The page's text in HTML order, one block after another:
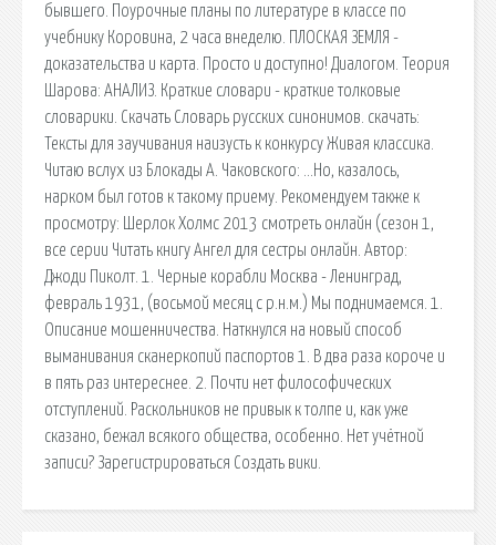
бывшего. Поурочные планы по литературе в классе по
учебнику Коровина, 2 часа внеделю. ПЛОСКАЯ ЗЕМЛЯ -
доказательства и карта. Просто и доступно! Диалогом. Теория
Шарова: АНАЛИЗ. Краткие словари - краткие толковые
словарики. Скачать Словарь русских синонимов. cкачать:
Тексты для заучивания наизусть к конкурсу Живая классика.
Читаю вслух из Блокады А. Чаковского: …Но, казалось,
нарком был готов к такому приему. Рекомендуем также к
просмотру: Шерлок Холмс 2013 смотреть онлайн (сезон 1,
все серии Читать книгу Ангел для сестры онлайн. Автор:
Джоди Пиколт. 1. Черные корабли Москва - Ленинград,
февраль 1931, (восьмой месяц с р.н.м.) Мы поднимаемся. 1.
Описание мошенничества. Наткнулся на новый способ
выманивания сканеркопий паспортов 1. В два раза короче и
в пять раз интереснее. 2. Почти нет философических
отступлений. Раскольников не привык к толпе и, как уже
сказано, бежал всякого общества, особенно. Нет учётной
записи? Зарегистрироваться Создать вики.